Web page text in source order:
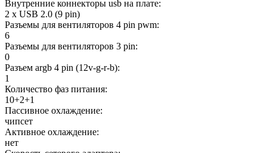
Внутренние коннекторы usb на плате:
2 x USB 2.0 (9 pin)
Разъемы для вентиляторов 4 pin pwm:
6
Разъемы для вентиляторов 3 pin:
0
Разъем argb 4 pin (12v-g-r-b):
1
Количество фаз питания:
10+2+1
Пассивное охлаждение:
чипсет
Активное охлаждение:
нет